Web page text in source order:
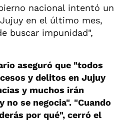
nacional intentó un
en el último mes,
buscar impunidad",
aseguró que "todos
y delitos en Jujuy
y muchos irán
no se negocia". "Cuando
por qué", cerró el